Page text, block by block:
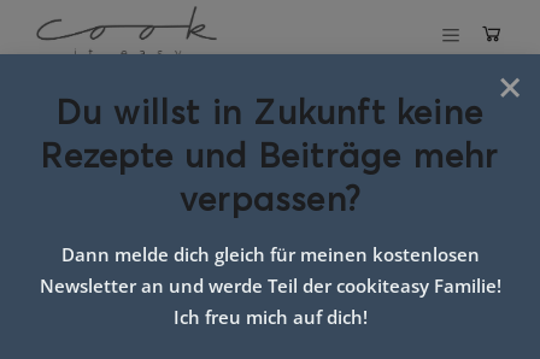
Dinkel Vollkorn Brot mit
Kürbiskernen
×
Du willst in Zukunft keine
Rezepte und Beiträge mehr
verpassen?
Dann melde dich gleich für meinen kostenlosen
Newsletter an und werde Teil der cookiteasy Familie!
Ich freu mich auf dich!